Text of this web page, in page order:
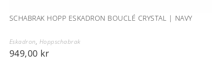
SCHABRAK HOPP ESKADRON BOUCLÉ CRYSTAL | NAVY
Eskadron, Hoppschabrak
949,00 kr